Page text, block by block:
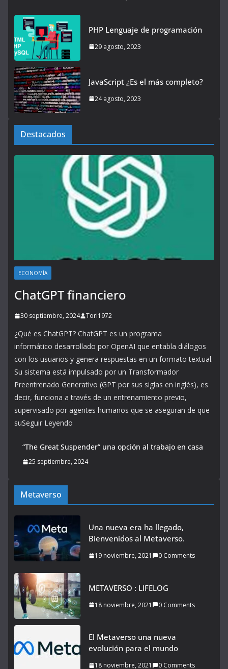
PHP Lenguaje de programación
29 agosto, 2023
JavaScript ¿Es el más completo?
24 agosto, 2023
Destacados
ECONOMÍA
ChatGPT financiero
30 septiembre, 2024 Tori1972
¿Qué es ChatGPT? ChatGPT es un programa
informático desarrollado por OpenAI que entabla diálogos
con los usuarios y genera respuestas en un formato textual.
Su sistema está impulsado por un Transformador
Preentrenado Generativo (GPT por sus siglas en inglés), es
decir, funciona a través de un entrenamiento previo,
supervisado por agentes humanos que se aseguran de que
suSeguir Leyendo
“The Great Suspender” una opción al trabajo en casa
25 septiembre, 2024
Metaverso
Una nueva era ha llegado,
Bienvenidos al Metaverso.
19 noviembre, 2021 0 Comments
METAVERSO : LIFELOG
18 noviembre, 2021 0 Comments
El Metaverso una nueva
evolución para el mundo
18 noviembre, 2021 0 Comments